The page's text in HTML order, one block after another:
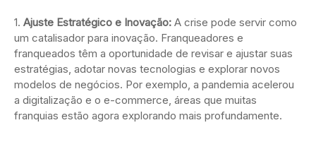
1. Ajuste Estratégico e Inovação: A crise pode servir como
um catalisador para inovação. Franqueadores e
franqueados têm a oportunidade de revisar e ajustar suas
estratégias, adotar novas tecnologias e explorar novos
modelos de negócios. Por exemplo, a pandemia acelerou
a digitalização e o e-commerce, áreas que muitas
franquias estão agora explorando mais profundamente.